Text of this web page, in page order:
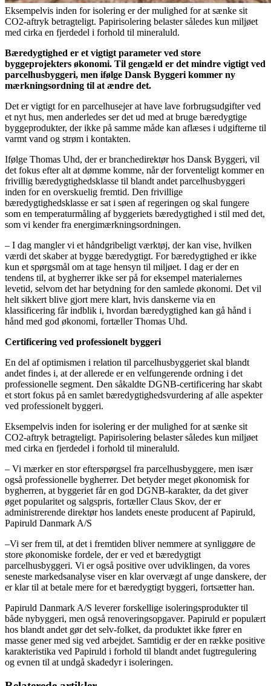
Eksempelvis inden for isolering er der mulighed for at sænke sit
CO2-aftryk betragteligt. Papirisolering belaster således kun miljøet
med cirka en fjerdedel i forhold til mineraluld.
Bæredygtighed er et vigtigt parameter ved store
byggeprojekters økonomi. Til gengæld er det mindre vigtigt ved
parcelhusbyggeri, men ifølge Dansk Byggeri kommer ny
mærkningsordning til at ændre det.
Det er vigtigt for en parcelhusejer at have lave forbrugsudgifter ved
et nyt hus, men anderledes ser det ud med at bruge bæredygtige
byggeprodukter, der ikke på samme måde kan aflæses i udgifterne til
varmt vand og strøm i kontakten.
Ifølge Thomas Uhd, der er branchedirektør hos Dansk Byggeri, vil
det fokus efter alt at dømme komme, når der forventeligt kommer en
frivillig bæredygtighedsklasse til blandt andet parcelhusbyggeri
inden for en overskuelig fremtid. Den frivillige
bæredygtighedsklasse er sat i søen af regeringen og skal fungere
som en temperaturmåling af byggeriets bæredygtighed i stil med det,
som vi kender fra energimærkningsordningen.
– I dag mangler vi et håndgribeligt værktøj, der kan vise, hvilken
værdi det skaber at bygge bæredygtigt. For bæredygtighed er ikke
kun et spørgsmål om at tage hensyn til miljøet. I dag er der en
tendens til, at bygherrer ikke ser på for eksempel materialernes
levetid, selvom det har betydning for den samlede økonomi. Det vil
helt sikkert blive gjort mere klart, hvis danskerne via en
klassificering får indblik i, hvordan bæredygtighed kan gå hånd i
hånd med god økonomi, fortæller Thomas Uhd.
Certificering ved professionelt byggeri
En del af optimismen i relation til parcelhusbyggeriet skal blandt
andet findes i, at der allerede er en velfungerende ordning i det
professionelle segment. Den såkaldte DGNB-certificering har skabt
et stort fokus på en samlet bæredygtighedsvurdering af alle aspekter
ved professionelt byggeri.
Eksempelvis inden for isolering er der mulighed for at sænke sit
CO2-aftryk betragteligt. Papirisolering belaster således kun miljøet
med cirka en fjerdedel i forhold til mineraluld.
– Vi mærker en stor efterspørgsel fra parcelhusbyggere, men især
også professionelle bygherrer. Det betyder meget økonomisk for
bygherren, at byggeriet får en god DGNB-karakter, da det giver
øget popularitet og salgspris, fortæller Claus Skov, der er
administrerende direktør hos landets eneste producent af Papiruld,
Papiruld Danmark A/S
–Vi ser frem til, at det i fremtiden bliver nemmere at synliggøre de
store økonomiske fordele, der er ved et bæredygtigt
parcelhusbyggeri. Vi er også positive over udviklingen, da vores
seneste markedsanalyse viser en klar overvægt af unge danskere, der
er klar til at betale mere for et bæredygtigt byggeri, fortsætter han.
Papiruld Danmark A/S leverer forskellige isoleringsprodukter til
både nybyggeri, men også renoveringsopgaver. Papiruld er populært
hos blandt andet gør det selv-folket, da produktet ikke fører en
masse gener med sig ved arbejdet. Samtidig er der en række positive
karakteristika ved Papiruld i forhold til blandt andet fugtregulering
og evnen til at undgå skadedyr i isoleringen.